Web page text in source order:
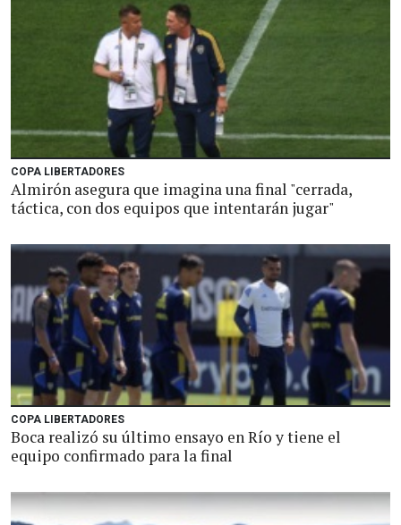
COPA LIBERTADORES
Almirón asegura que imagina una final "cerrada,
táctica, con dos equipos que intentarán jugar"
COPA LIBERTADORES
Boca realizó su último ensayo en Río y tiene el
equipo confirmado para la final